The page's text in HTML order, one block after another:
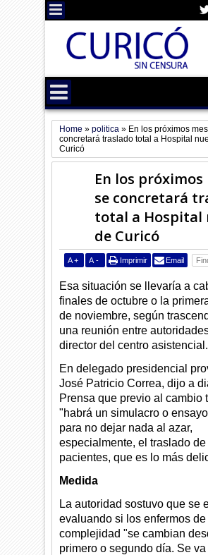
Home »politica » En los próximos
concretará traslado total a Hospital
Curicó
En los próximos
se concretará
total a Hospital
de Curicó
A + A - Imprimir Email
Esa situación se llevaría a
finales de octubre o la
de noviembre, según
una reunión entre
director del centro asistencial.
En delegado presidencial
José Patricio Correa, dijo a
Prensa que previo al cambio
"habrá un simulacro o
para no dejar nada al azar,
especialmente, el traslado de
pacientes, que es lo más
Medida
La autoridad sostuvo que se
evaluando si los enfermos de
complejidad "se cambian
primero o segundo día. Se